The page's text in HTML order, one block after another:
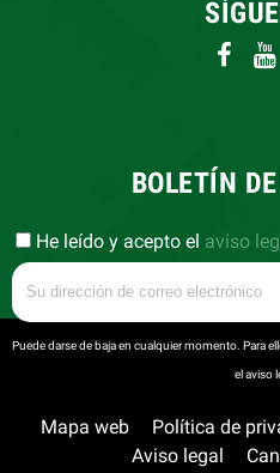
BOLETÍN
He leído y acepto el aviso
Puede darse de baja en cualquier momento. Para
el aviso
Mapa web Política de
Aviso legal